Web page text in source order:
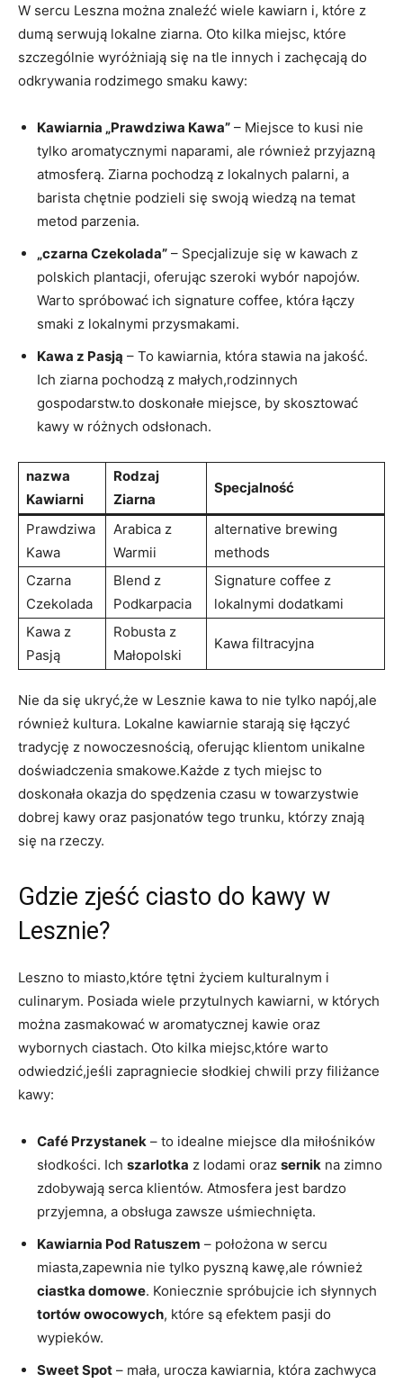
W sercu Leszna można znaleźć wiele kawiarn i, które z
dumą serwują lokalne ziarna. Oto kilka miejsc, które
szczególnie wyróżniają się na tle innych i zachęcają do
odkrywania rodzimego smaku kawy:
Kawiarnia „Prawdziwa Kawa” – Miejsce to kusi nie
tylko aromatycznymi naparami, ale również przyjazną
atmosferą. Ziarna pochodzą z lokalnych palarni, a
barista chętnie podzieli się swoją wiedzą na temat
metod parzenia.
„czarna Czekolada” – Specjalizuje się w kawach z
polskich plantacji, oferując szeroki wybór napojów.
Warto spróbować ich signature coffee, która łączy
smaki z lokalnymi przysmakami.
Kawa z Pasją – To kawiarnia, która stawia na jakość.
Ich ziarna pochodzą z małych,rodzinnych
gospodarstw.to doskonałe miejsce, by skosztować
kawy w różnych odsłonach.
nazwa
Kawiarni
Rodzaj
Ziarna
Specjalność
Prawdziwa
Kawa
Arabica z
Warmii
alternative brewing
methods
Czarna
Czekolada
Blend z
Podkarpacia
Signature coffee z
lokalnymi dodatkami
Kawa z
Pasją
Robusta z
Małopolski
Kawa filtracyjna
Nie da się ukryć,że w Lesznie kawa to nie tylko napój,ale
również kultura. Lokalne kawiarnie starają się łączyć
tradycję z nowoczesnością, oferując klientom unikalne
doświadczenia smakowe.Każde z tych miejsc to
doskonała okazja do spędzenia czasu w towarzystwie
dobrej kawy oraz pasjonatów tego trunku, którzy znają
się na rzeczy.
Gdzie zjeść ciasto do kawy w
Lesznie?
Leszno to miasto,które tętni życiem kulturalnym i
culinarym. Posiada wiele przytulnych kawiarni, w których
można zasmakować w aromatycznej kawie oraz
wybornych ciastach. Oto kilka miejsc,które warto
odwiedzić,jeśli zapragniecie słodkiej chwili przy filiżance
kawy:
Café Przystanek – to idealne miejsce dla miłośników
słodkości. Ich szarlotka z lodami oraz sernik na zimno
zdobywają serca klientów. Atmosfera jest bardzo
przyjemna, a obsługa zawsze uśmiechnięta.
Kawiarnia Pod Ratuszem – położona w sercu
miasta,zapewnia nie tylko pyszną kawę,ale również
ciastka domowe. Koniecznie spróbujcie ich słynnych
tortów owocowych, które są efektem pasji do
wypieków.
Sweet Spot – mała, urocza kawiarnia, która zachwyca